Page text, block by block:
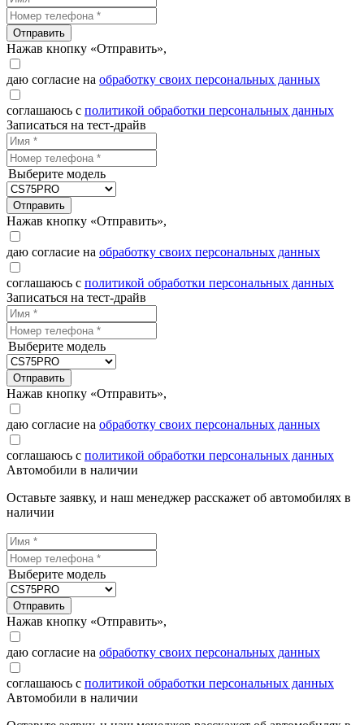
Отправить
Нажав кнопку «Отправить»,
даю согласие на обработку своих персональных данных
соглашаюсь с политикой обработки персональных данных
Записаться на тест-драйв
Выберите модель
Отправить
Нажав кнопку «Отправить»,
даю согласие на обработку своих персональных данных
соглашаюсь с политикой обработки персональных данных
Записаться на тест-драйв
Выберите модель
Отправить
Нажав кнопку «Отправить»,
даю согласие на обработку своих персональных данных
соглашаюсь с политикой обработки персональных данных
Автомобили в наличии
Оставьте заявку, и наш менеджер расскажет об автомобилях в
наличии
Выберите модель
Отправить
Нажав кнопку «Отправить»,
даю согласие на обработку своих персональных данных
соглашаюсь с политикой обработки персональных данных
Автомобили в наличии